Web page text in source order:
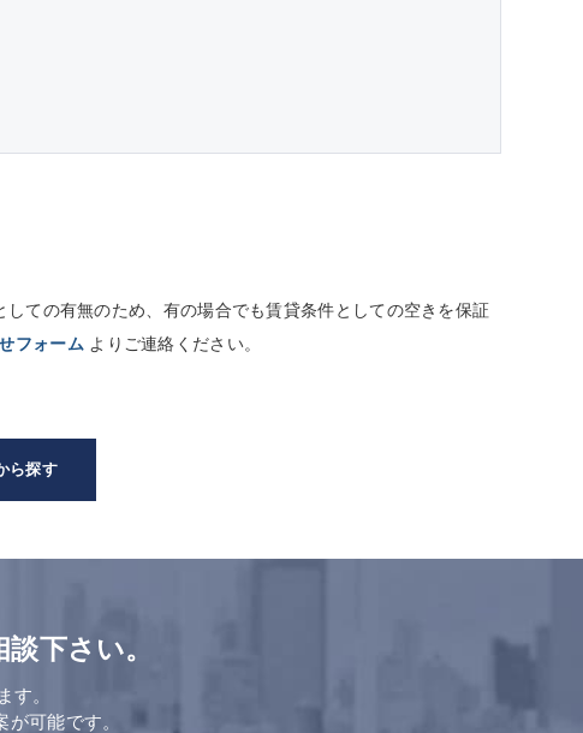
ての有無のため、有の場合でも賃貸条件としての空きを保証
フォーム よりご連絡ください。
ら探す
下さい。
す。
可能です。